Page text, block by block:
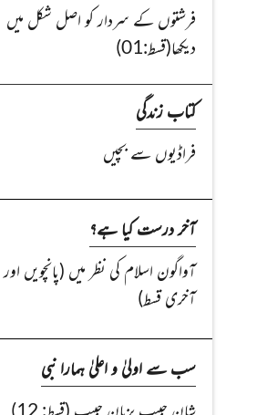
فرشتوں کے سردار کو اصل شکل میں
دیکھا(قسط:01)
کتاب زندگی
فراڈیوں سے بچیں
آخر درست کیا ہے؟
آواگون اسلام کی نظر میں (پانچویں اور
آخری قسط)
سب سے اولیٰ و اعلیٰ ہمارا نبی
شانِ حبیب بزبانِ حبیب (قسط: 12)